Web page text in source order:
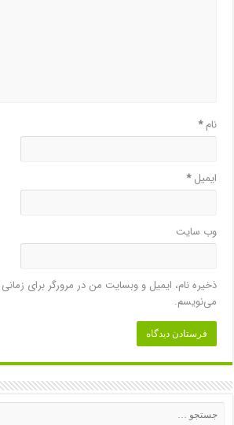
نام*
ایمیل*
وب‌ سایت
ذخیره نام، ایمیل و وبسایت من در مرورگر برای
می‌نویسم.